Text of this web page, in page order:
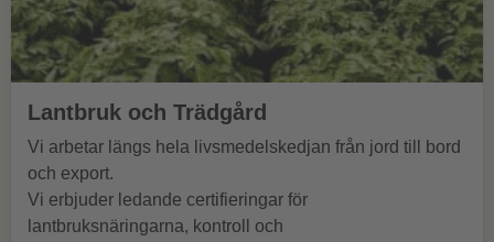
Lantbruk och Trädgård
Vi arbetar längs hela livsmedelskedjan från jord till bord
och export.
Vi erbjuder ledande certifieringar för
lantbruksnäringarna, kontroll och